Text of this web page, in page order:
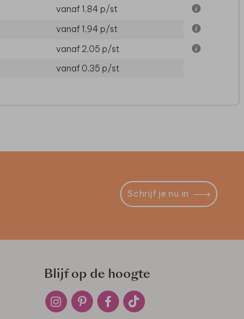
vanaf 1,84 p/st
vanaf 1,94 p/st
vanaf 2,05 p/st
vanaf 0,35 p/st
Schrijf je nu in
Blijf op de hoogte